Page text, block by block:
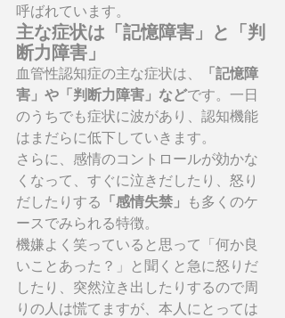
呼ばれています。
主な症状は「記憶障害」と「判
断力障害」
血管性認知症の主な症状は、
「記憶障
害」や「判断力障害」などです。一日
のうちでも症状に波があり、認知機能
はまだらに低下していきます。
さらに、感情のコントロールが効かな
くなって、すぐに泣きだしたり、怒り
だしたりする 「感情失禁」 も多くのケ
ースでみられる特徴。
機嫌よく笑っていると思って「何か良
いことあった？」と聞くと急に怒りだ
したり、突然泣き出したりするので周
りの人は慌てますが、本人にとっては